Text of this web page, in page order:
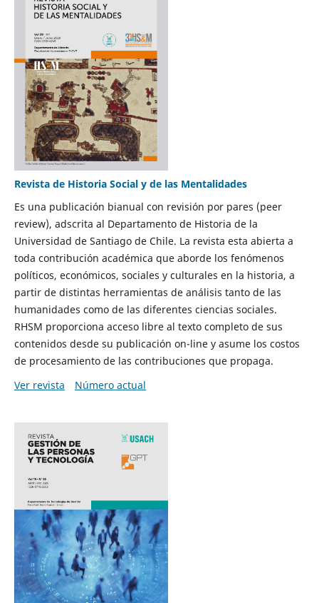
Revista de Historia Social y de las Mentalidades
Es una publicación bianual con revisión por pares (peer
review), adscrita al Departamento de Historia de la
Universidad de Santiago de Chile. La revista esta abierta a
toda contribución académica que aborde los fenómenos
políticos, económicos, sociales y culturales en la historia, a
partir de distintas herramientas de análisis tanto de las
humanidades como de las diferentes ciencias sociales.
RHSM proporciona acceso libre al texto completo de sus
contenidos desde su publicación on-line y asume los costos
de procesamiento de las contribuciones que propaga.
Ver revista
Número actual